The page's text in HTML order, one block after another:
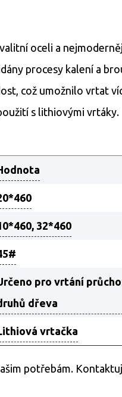
oceli a
procesy kalení a
což umožnilo vrtat
s ​​lithiovými vrtáky.
32*460
pro vrtání
dřeva
vrtačka
potřebám.